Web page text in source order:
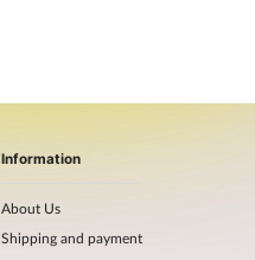
Information
About Us
Shipping and payment